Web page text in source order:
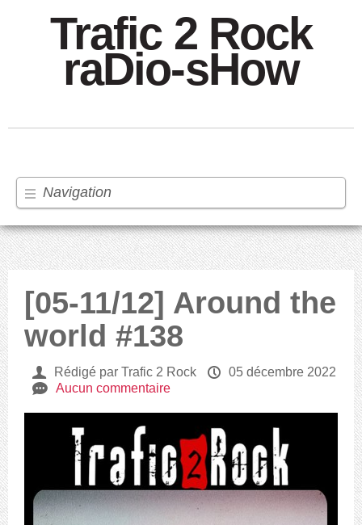
Trafic 2 Rock
raDio-sHow
Navigation
[05-11/12] Around the
world #138
U Rédigé par Trafic 2 Rock P 05 décembre 2022
e Aucun commentaire